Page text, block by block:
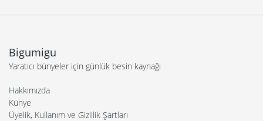
Bigumigu
Yaratıcı bünyeler için günlük besin kaynağı
Hakkımızda
Künye
Üyelik, Kullanım ve Gizlilik Şartları